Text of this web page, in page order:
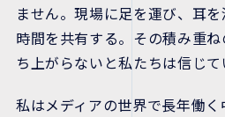
ません。現場に足を運び、耳
時間を共有する。その積み重
ち上がらないと私たちは信じて
私はメディアの世界で長年働